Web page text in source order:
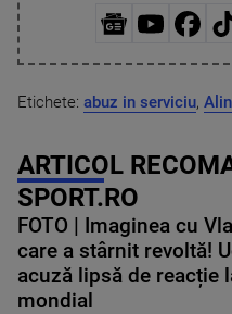
Etichete: abuz in serviciu,
ARTICOL
SPORT.RO
FOTO | Imaginea cu
care a stârnit revoltă!
acuză lipsă de reacție
mondial